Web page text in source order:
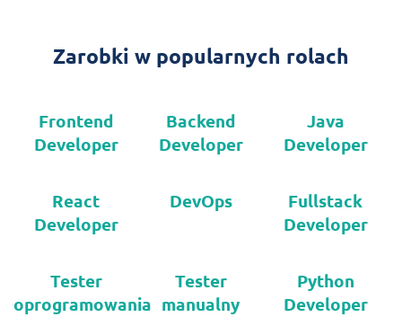
Zarobki w popularnych rolach
Frontend
Developer
Backend
Developer
Java
Developer
React
Developer
DevOps
Fullstack
Developer
Tester
oprogramowania
Tester
manualny
Python
Developer